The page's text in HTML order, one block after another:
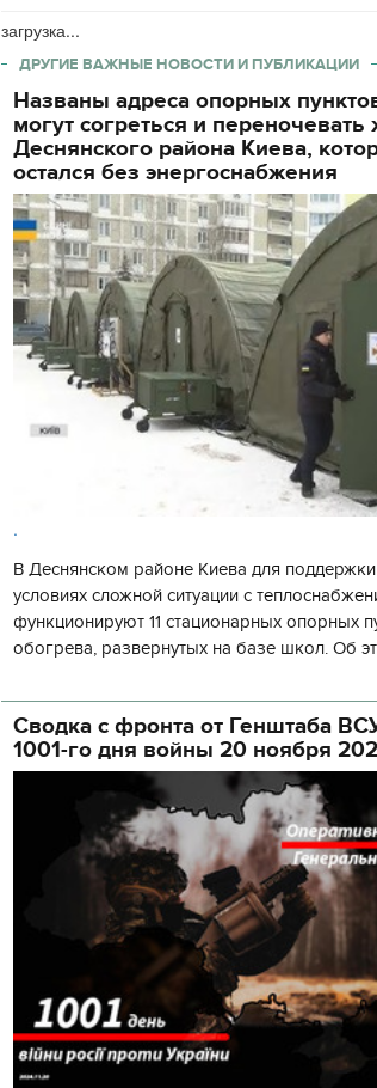
загрузка...
ДРУГИЕ ВАЖНЫЕ НОВОСТИ И ПУБЛИКАЦИИ
Названы адреса опорных
могут согреться и переночевать
Деснянского района Киева,
остался без энергоснабжения
.
В Деснянском районе Киева для
условиях сложной ситуации с
функционируют 11 стационарных опорных
обогрева, развернутых на базе школ. Об
государственной а
Сводка с фронта от Генштаба
1001-го дня войны 20 ноября